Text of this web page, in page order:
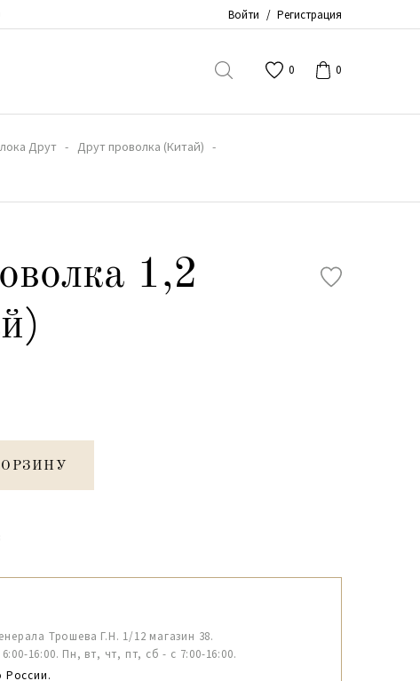
Войти / Регистрация
0 0
Друт
Друт проволка (Китай)
1,2
Трошева Г.Н. 1/12 магазин 38.
16:00. Пн, вт, чт, пт, сб - с 7:00-16:00.
России.